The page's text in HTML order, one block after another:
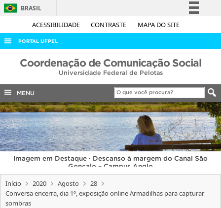
ACESSIBILIDADE CONTRASTE MAPA DO SITE
BRASIL
Simplifique!
Acesso à informação
Legislação
Canais
PORTAL UFPEL
ACESSO À INFORMAÇÃO
COBALTO
CONCURSOS
EDITAIS
INTERNACIONAL
OUVIDORIA
PORTARIAS
TELEFONES
Coordenação de Comunicação Social
Universidade Federal de Pelotas
MENU
Imagem em Destaque · Descanso à margem do Canal São
Gonçalo – Campus Anglo
Início 2020 Agosto
28
Conversa encerra, dia 1º, exposição online Armadilhas para capturar
sombras